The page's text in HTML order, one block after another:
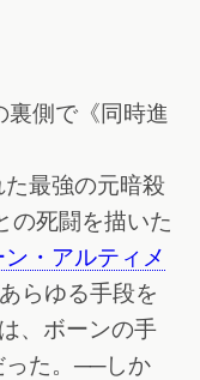
裏側で《同時進
最強の元暗殺
の死闘を描いた
ン・アルティメ
らゆる手段を
、ボーンの手
った。──しか